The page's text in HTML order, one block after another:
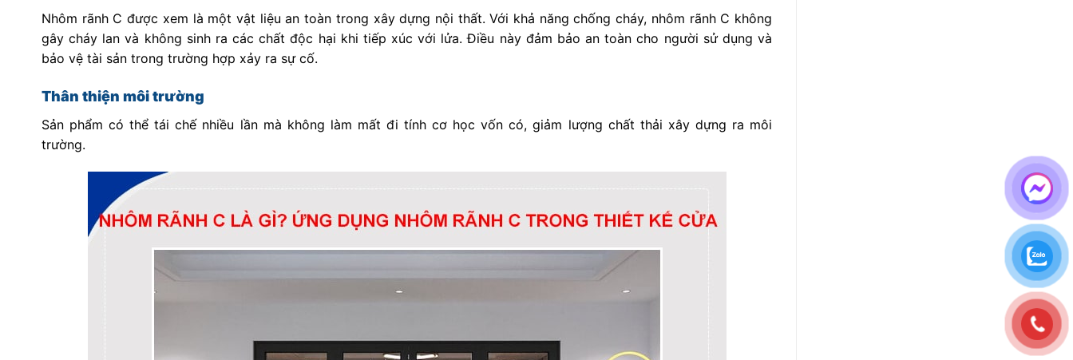
Nhôm rãnh C được xem là một vật liệu an toàn trong xây dựng nội thất. Với khả năng chống cháy, nhôm rãnh C không
gây cháy lan và không sinh ra các chất độc hại khi tiếp xúc với lửa. Điều này đảm bảo an toàn cho người sử dụng và
bảo vệ tài sản trong trường hợp xảy ra sự cố.
Thân thiện môi trường
Sản phẩm có thể tái chế nhiều lần mà không làm mất đi tính cơ học vốn có, giảm lượng chất thải xây dựng ra môi
trường.